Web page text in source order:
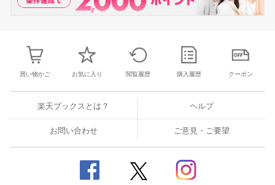
買い物かご お気に入り 閲覧履歴 購入履歴 クーポン
楽天ブックスとは？ ヘルプ
お問い合わせ ご意見・ご要望